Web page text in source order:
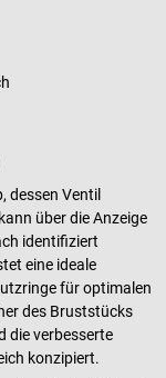
dessen Ventil
über die Anzeige
identifiziert
eine ideale
für optimalen
des Bruststücks
die verbesserte
konzipiert.